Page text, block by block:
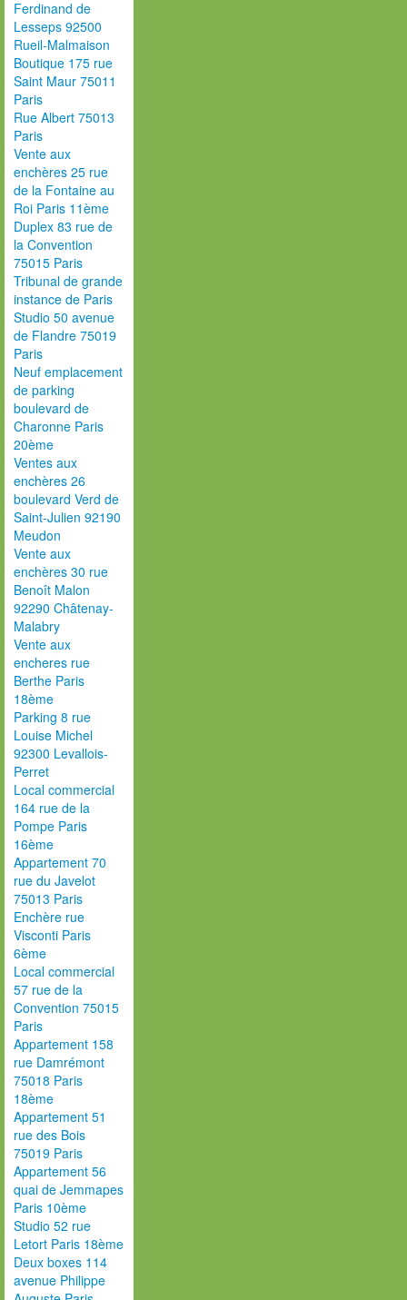
Ferdinand de
Lesseps 92500
Rueil-Malmaison
Boutique 175 rue
Saint Maur 75011
Paris
Rue Albert 75013
Paris
Vente aux
enchères 25 rue
de la Fontaine au
Roi Paris 11ème
Duplex 83 rue de
la Convention
75015 Paris
Tribunal de grande
instance de Paris
Studio 50 avenue
de Flandre 75019
Paris
Neuf emplacement
de parking
boulevard de
Charonne Paris
20ème
Ventes aux
enchères 26
boulevard Verd de
Saint-Julien 92190
Meudon
Vente aux
enchères 30 rue
Benoît Malon
92290 Châtenay-
Malabry
Vente aux
encheres rue
Berthe Paris
18ème
Parking 8 rue
Louise Michel
92300 Levallois-
Perret
Local commercial
164 rue de la
Pompe Paris
16ème
Appartement 70
rue du Javelot
75013 Paris
Enchère rue
Visconti Paris
6ème
Local commercial
57 rue de la
Convention 75015
Paris
Appartement 158
rue Damrémont
75018 Paris
18ème
Appartement 51
rue des Bois
75019 Paris
Appartement 56
quai de Jemmapes
Paris 10ème
Studio 52 rue
Letort Paris 18ème
Deux boxes 114
avenue Philippe